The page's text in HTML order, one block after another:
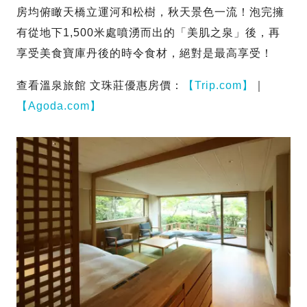
房均俯瞰天橋立運河和松樹，秋天景色一流！泡完擁
有從地下1,500米處噴湧而出的「美肌之泉」後，再
享受美食寶庫丹後的時令食材，絕對是最高享受！
查看溫泉旅館 文珠莊優惠房價： 【Trip.com】
【Agoda.com】